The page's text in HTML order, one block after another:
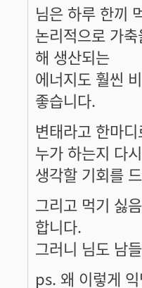
님은 하루 한끼
논리적으로 가
해 생산되는
에너지도 훨씬
좋습니다.
변태라고 한마
누가 하는지 다
생각할 기회를
그리고 먹기 싫
합니다.
그러니 님도 남
ps. 왜 이렇게